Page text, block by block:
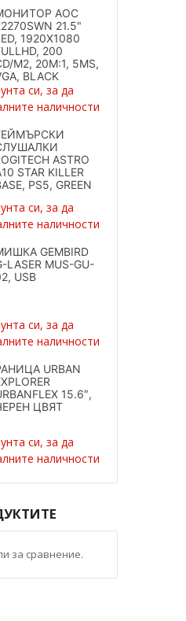
AOC
21.5"
1920X1080
200
M2, 20M:1, 5MS,
BLACK
си, за да
наличности
ASTRO
STAR KILLER
PS5, GREEN
си, за да
наличности
GEMBIRD
LASER MUS-GU-
USB
си, за да
наличности
URBAN
15.6″,
ЦВЯТ
си, за да
наличности
за сравнение.